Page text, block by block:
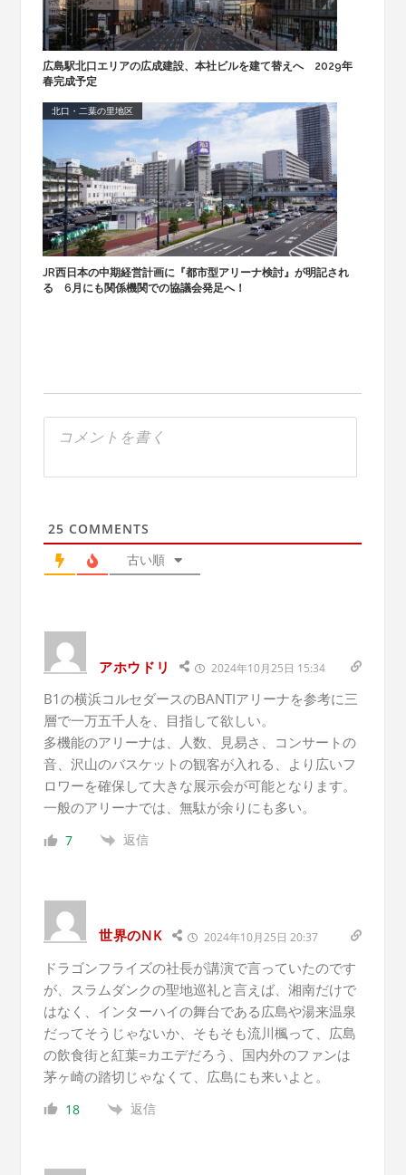
広島駅北口エリアの広成建設、本社ビルを建て替えへ 2029年
春完成予定
北口・二葉の里地区
JR西日本の中期経営計画に『都市型アリーナ検討』が明記され
る 6月にも関係機関での協議会発足へ！
25 COMMENTS
古い順
アホウドリ 2024年10月25日 15:34
B1の横浜コルセダースのBANTIアリーナを参考に三
層で一万五千人を、目指して欲しい。
多機能のアリーナは、人数、見易さ、コンサートの
音、沢山のバスケットの観客が入れる、より広いフ
ロワーを確保して大きな展示会が可能となります。
一般のアリーナでは、無駄が余りにも多い。
7 返信
世界のNK 2024年10月25日 20:37
ドラゴンフライズの社長が講演で言っていたのです
が、スラムダンクの聖地巡礼と言えば、湘南だけで
はなく、インターハイの舞台である広島や湯来温泉
だってそうじゃないか、そもそも流川楓って、広島
の飲食街と紅葉=カエデだろう、国内外のファンは
茅ヶ崎の踏切じゃなくて、広島にも来いよと。
18 返信